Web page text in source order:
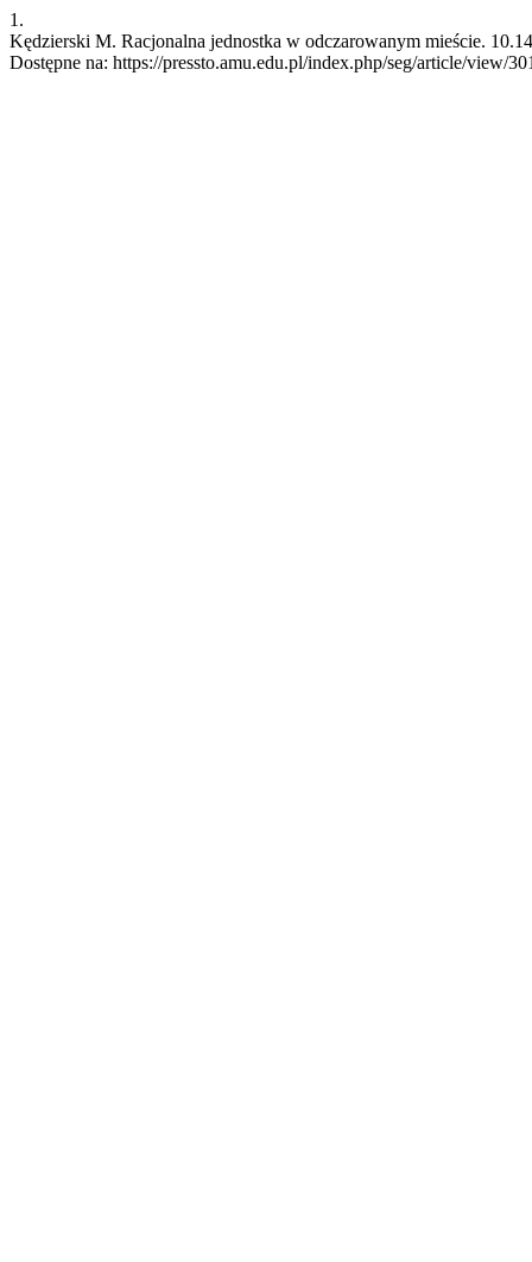
1.
Kędzierski M. Racjonalna jednostka w odczarowanym mieście.
Dostępne na: https://pressto.amu.edu.pl/index.php/seg/article/view/